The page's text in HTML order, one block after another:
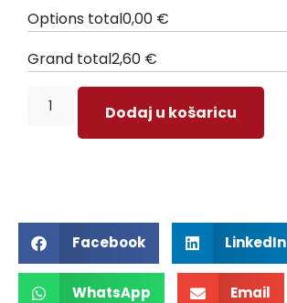
Options total0,00 €
Grand total2,60 €
Dodaj u košaricu
Facebook LinkedIn
WhatsApp Email